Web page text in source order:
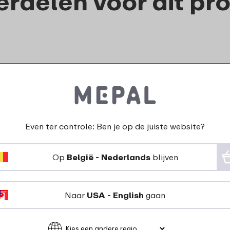
Afdichtring Campus
drinkfles pop-up / flip-
up
1 69
Campus
Even ter controle: Ben je op de juiste website?
Op België - Nederlandsblijven
Naar USA - English gaan